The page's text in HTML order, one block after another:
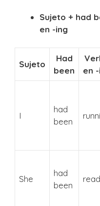
Sujeto + had
en -ing
Sujeto
Had
been
en
I
had
been
She
had
been